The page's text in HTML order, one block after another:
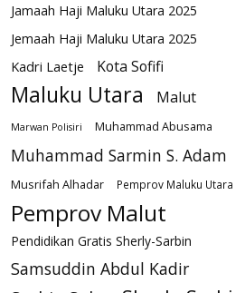
Jamaah Haji Maluku Utara 2025
Jemaah Haji Maluku Utara 2025
Kadri Laetje Kota Sofifi
Maluku Utara Malut
Marwan Polisiri Muhammad Abusama
Muhammad Sarmin S. Adam
Musrifah Alhadar Pemprov Maluku Utara
Pemprov Malut
Pendidikan Gratis Sherly-Sarbin
Samsuddin Abdul Kadir